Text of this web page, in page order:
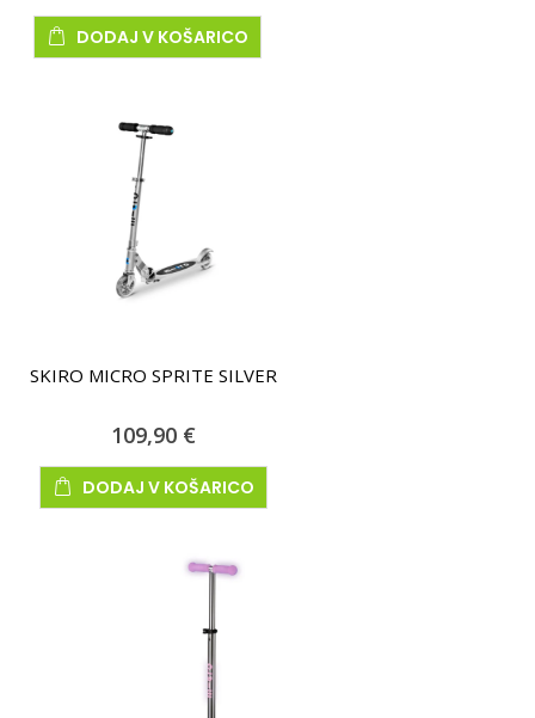
DODAJ V KOŠARICO
SKIRO MICRO SPRITE SILVER
109,90 €
DODAJ V KOŠARICO